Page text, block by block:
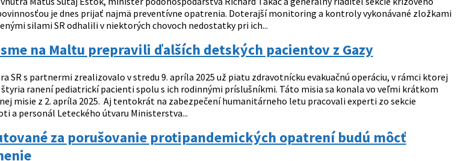
je dnes prijať najmä preventívne opatrenia. Doterajší monitoring a kontroly vykonávané zložkami
silami SR odhalili v niektorých chovoch nedostatky pri ich...
sme na Maltu prepravili ďalších detských pacientov z Gazy
SR s partnermi zrealizovalo v stredu 9. apríla 2025 už piatu zdravotnícku evakuačnú operáciu, v rámci ktorej
štyria ranení pediatrickí pacienti spolu s ich rodinnými príslušníkmi. Táto misia sa konala vo veľmi krátkom
misie z 2. apríla 2025. Aj tentokrát na zabezpečení humanitárneho letu pracovali experti zo sekcie
a personál Leteckého útvaru Ministerstva...
za porušovanie protipandemických opatrení budú môcť